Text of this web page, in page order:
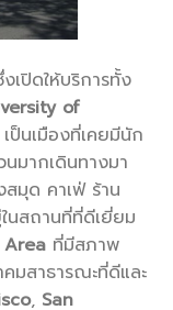
งเปิดให้บริการทั้ง
of
ป็นเมืองที่เคยมีนัก
นมากเดินทางมา
สมุด คาเฟ่ ร้าน
สถานที่ที่ดีเยี่ยม
Area ที่มีสภาพ
มสาธารณะที่ดีและ
, San